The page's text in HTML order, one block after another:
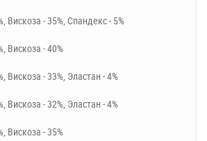
Вискоза - 35%, Спандекс - 5%
Вискоза - 40%
Вискоза - 33%, Эластан - 4%
Вискоза - 32%, Эластан - 4%
Вискоза - 35%